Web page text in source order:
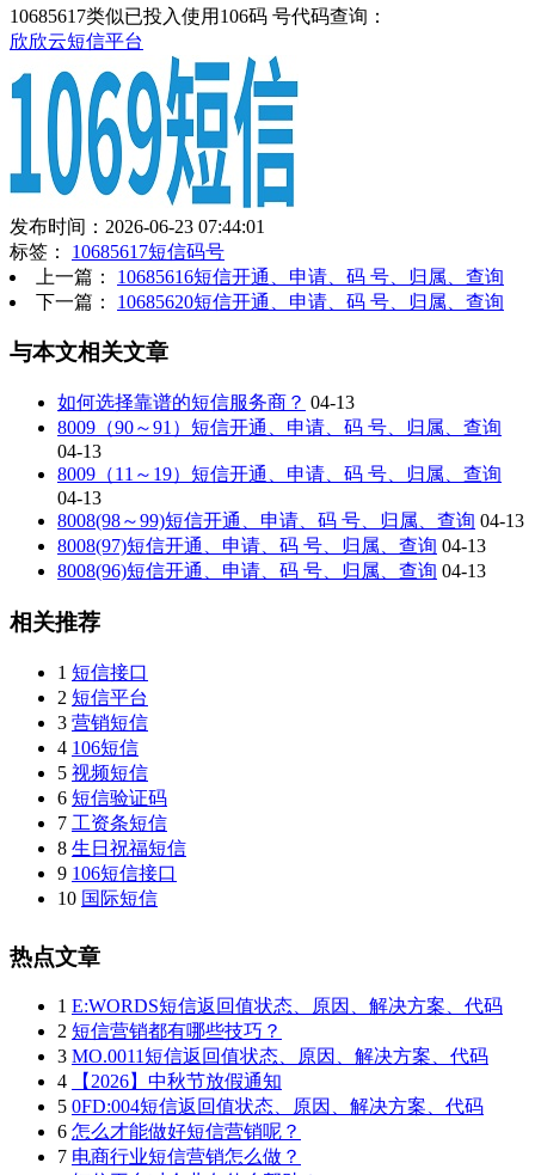
10685617类似已投入使用106码 号代码查询：
欣欣云短信平台
发布时间：2026-06-23 07:44:01
标签： 10685617短信码号
上一篇： 10685616短信开通、申请、码 号、归属、查询
下一篇： 10685620短信开通、申请、码 号、归属、查询
与本文相关文章
如何选择靠谱的短信服务商？ 04-13
8009（90～91）短信开通、申请、码 号、归属、查询
04-13
8009（11～19）短信开通、申请、码 号、归属、查询
04-13
8008(98～99)短信开通、申请、码 号、归属、查询 04-13
8008(97)短信开通、申请、码 号、归属、查询 04-13
8008(96)短信开通、申请、码 号、归属、查询 04-13
相关推荐
1 短信接口
2 短信平台
3 营销短信
4 106短信
5 视频短信
6 短信验证码
7 工资条短信
8 生日祝福短信
9 106短信接口
10 国际短信
热点文章
1 E:WORDS短信返回值状态、原因、解决方案、代码
2 短信营销都有哪些技巧？
3 MO.0011短信返回值状态、原因、解决方案、代码
4
【2026】中秋节放假通知
5 0FD:004短信返回值状态、原因、解决方案、代码
6 怎么才能做好短信营销呢？
7 电商行业短信营销怎么做？